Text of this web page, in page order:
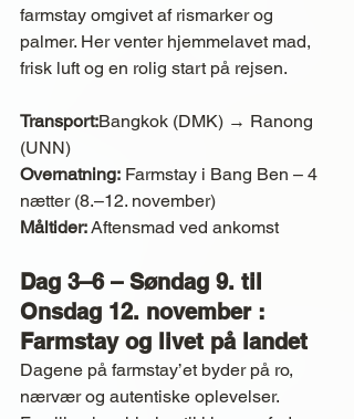
farmstay omgivet af rismarker og
palmer. Her venter hjemmelavet mad,
frisk luft og en rolig start på rejsen.
Transport:Bangkok (DMK) → Ranong
(UNN)
Overnatning: Farmstay i Bang Ben – 4
nætter (8.–12. november)
Måltider: Aftensmad ved ankomst
Dag 3–6 – Søndag 9. til
Onsdag 12. november :
Farmstay og livet på landet
Dagene på farmstay’et byder på ro,
nærvær og autentiske oplevelser.